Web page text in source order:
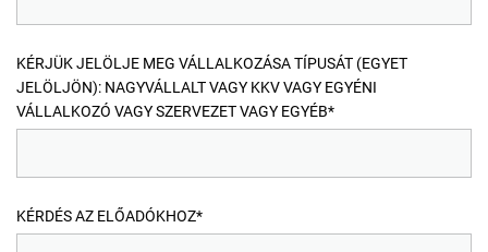
KÉRJÜK JELÖLJE MEG VÁLLALKOZÁSA TÍPUSÁT (EGYET
JELÖLJÖN): NAGYVÁLLALT VAGY KKV VAGY EGYÉNI
VÁLLALKOZÓ VAGY SZERVEZET VAGY EGYÉB*
KÉRDÉS AZ ELŐADÓKHOZ*